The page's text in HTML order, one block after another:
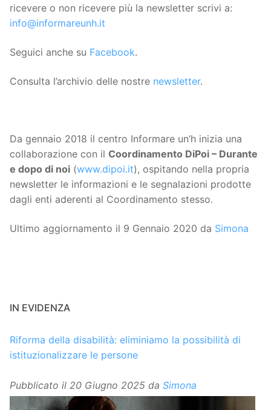
ricevere o non ricevere più la newsletter scrivi a:
info@informareunh.it
Seguici anche su Facebook.
Consulta l’archivio delle nostre newsletter.
Da gennaio 2018 il centro Informare un’h inizia una
collaborazione con il Coordinamento DiPoi – Durante
e dopo di noi (www.dipoi.it), ospitando nella propria
newsletter le informazioni e le segnalazioni prodotte
dagli enti aderenti al Coordinamento stesso.
Ultimo aggiornamento il 9 Gennaio 2020 da Simona
IN EVIDENZA
Riforma della disabilità: eliminiamo la possibilità di
istituzionalizzare le persone
Pubblicato il 20 Giugno 2025 da Simona